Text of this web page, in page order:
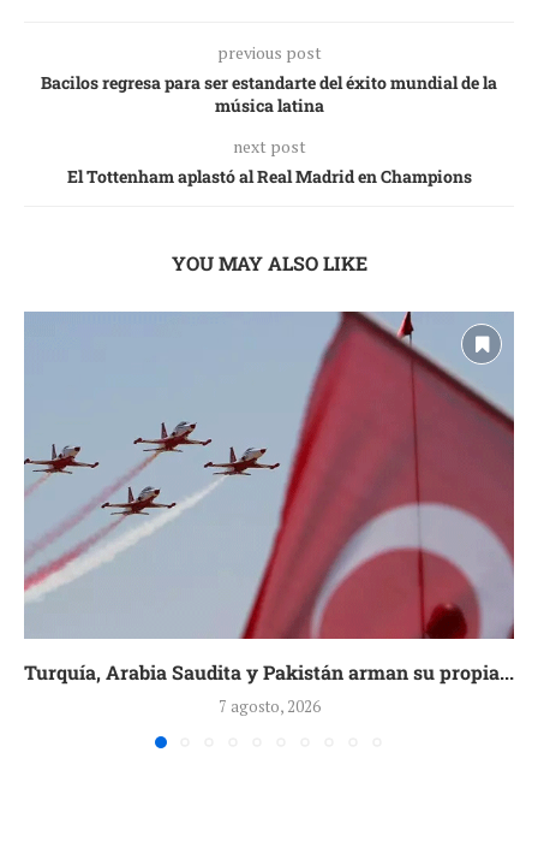
previous post
Bacilos regresa para ser estandarte del éxito mundial de la
música latina
next post
El Tottenham aplastó al Real Madrid en Champions
YOU MAY ALSO LIKE
Turquía, Arabia Saudita y Pakistán arman su propia...
7 agosto, 2026